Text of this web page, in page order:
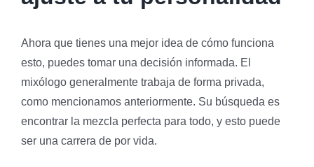
Ahora que tienes una mejor idea de cómo funciona
esto, puedes tomar una decisión informada. El
mixólogo generalmente trabaja de forma privada,
como mencionamos anteriormente. Su búsqueda es
encontrar la mezcla perfecta para todo, y esto puede
ser una carrera de por vida.